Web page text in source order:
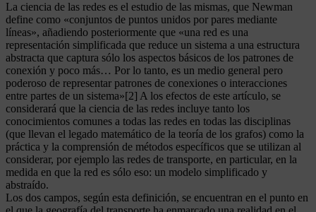
La ciencia de las redes es el estudio de las mismas, que Newman
define como «conjuntos de puntos unidos por pares mediante
líneas», añadiendo posteriormente que «una red es una
representación simplificada que reduce un sistema a una estructura
abstracta que captura sólo los aspectos básicos de los patrones de
conexión y poco más… Por lo tanto, es un medio general pero
poderoso de representar patrones de conexiones o interacciones
entre partes de un sistema»[2] A los efectos de este artículo, se
considerará que la ciencia de las redes incluye tanto los
conocimientos comunes a todas las redes en todas las disciplinas
(que llevan el legado matemático de la teoría de los grafos) como la
práctica y la comprensión de métodos específicos que se utilizan al
considerar, por ejemplo las redes de transporte, en particular, en la
medida en que la red es sólo eso: un modelo simplificado y
abstraído.
Los dos campos, según esta definición, se encuentran en el punto en